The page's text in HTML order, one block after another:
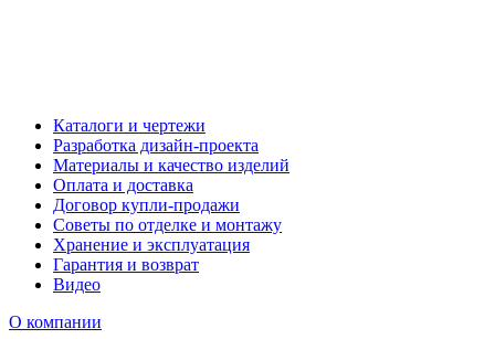
Каталоги и чертежи
Разработка дизайн-проекта
Материалы и качество изделий
Оплата и доставка
Договор купли-продажи
Советы по отделке и монтажу
Хранение и эксплуатация
Гарантия и возврат
Видео
О компании